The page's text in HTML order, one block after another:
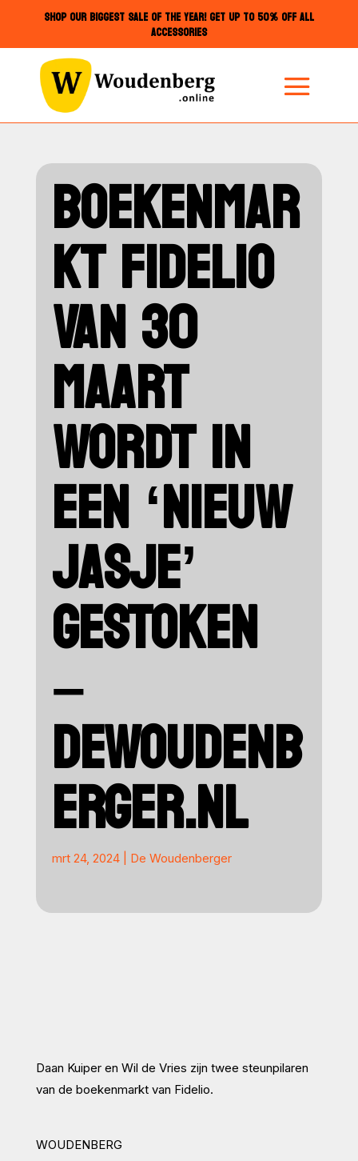
SHOP OUR BIGGEST SALE OF THE YEAR! GET UP TO 50% OFF ALL
ACCESSORIES
BOEKENMAR
KT FIDELIO
VAN 30
MAART
WORDT IN
EEN ‘NIEUW
JASJE’
GESTOKEN
–
DEWOUDENB
ERGER.NL
mrt 24, 2024| De Woudenberger
Daan Kuiper en Wil de Vries zijn twee steunpilaren
van de boekenmarkt van Fidelio.
WOUDENBERG